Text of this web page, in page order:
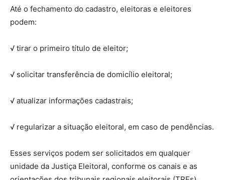
Até o fechamento do cadastro, eleitoras e eleitores
podem:
√ tirar o primeiro título de eleitor;
√ solicitar transferência de domicílio eleitoral;
√ atualizar informações cadastrais;
√ regularizar a situação eleitoral, em caso de pendências.
Esses serviços podem ser solicitados em qualquer
unidade da Justiça Eleitoral, conforme os canais e as